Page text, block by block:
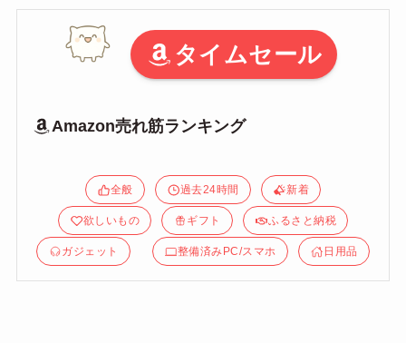
タイムセール
Amazon売れ筋ランキング
全般 過去24時間 新着
欲しいもの ギフト ふるさと納税
ガジェット 整備済みPC/スマホ 日用品